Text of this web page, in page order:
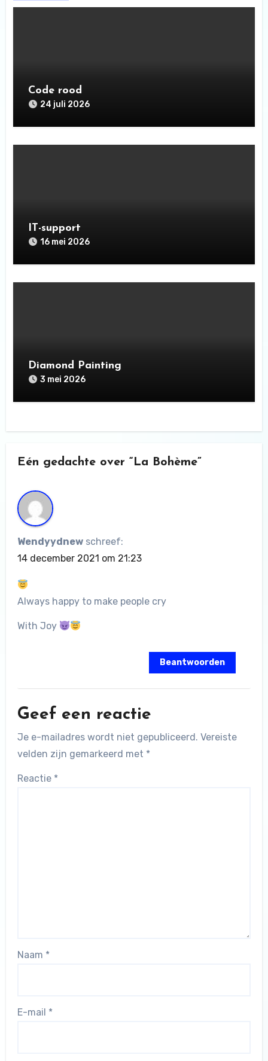
Code rood
24 juli 2026
IT-support
16 mei 2026
Diamond Painting
3 mei 2026
Eén gedachte over “La Bohème”
Wendyydnew schreef:
14 december 2021 om 21:23
Always happy to make people cry
With Joy
Beantwoorden
Geef een reactie
Je e-mailadres wordt niet gepubliceerd. Vereiste
velden zijn gemarkeerd met *
Reactie *
Naam *
E-mail *